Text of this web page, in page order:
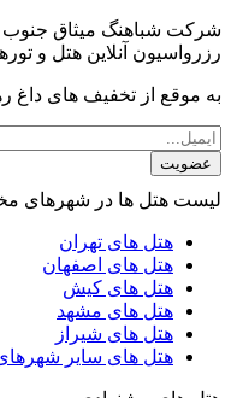
شرکت شباهنگ میثاق جنوب
رزرواسیون آنلاین هتل و
به موقع از تخفیف های داغ
عضویت
لیست هتل ها در شهرهای
هتل های تهران
هتل های اصفهان
هتل های کیش
هتل های مشهد
هتل های شیراز
هتل های سایر